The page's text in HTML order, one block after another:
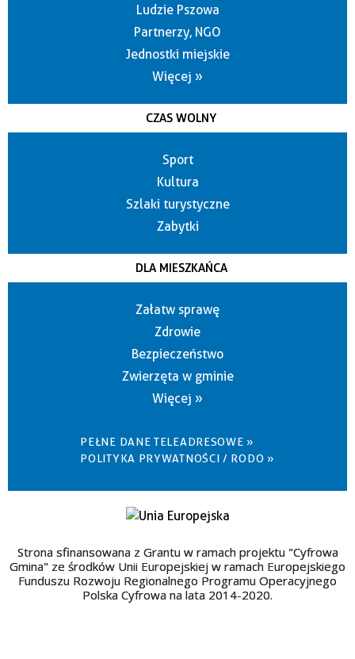
Ludzie Pszowa
Partnerzy, NGO
Jednostki miejskie
Więcej »
CZAS WOLNY
Sport
Kultura
Szlaki turystyczne
Zabytki
DLA MIESZKAŃCA
Załatw sprawę
Zdrowie
Bezpieczeństwo
Zwierzęta w gminie
Więcej »
PEŁNE DANE TELEADRESOWE »
POLITYKA PRYWATNOŚCI / RODO »
Strona sfinansowana z Grantu w ramach projektu "Cyfrowa
Gmina" ze środków Unii Europejskiej w ramach Europejskiego
Funduszu Rozwoju Regionalnego Programu Operacyjnego
Polska Cyfrowa na lata 2014-2020.